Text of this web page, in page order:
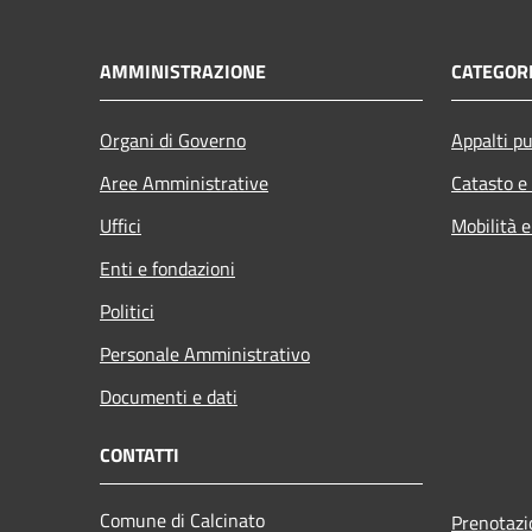
AMMINISTRAZIONE
Organi di Governo
Aree Amministrative
Uffici
Enti e fondazioni
Politici
Personale Amministrativo
Documenti e dati
Appalti
Catasto
Mobilità
CONTATTI
Comune di Calcinato